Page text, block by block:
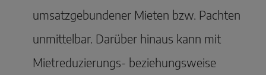
umsatzgebundener Mieten bzw. Pachten
unmittelbar. Darüber hinaus kann mit
Mietreduzierungs- beziehungsweise